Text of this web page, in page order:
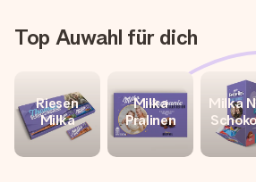
Top Auwahl für dich
Riesen
Milka
Milka
Pralinen
Milka